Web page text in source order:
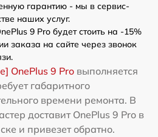
гарантию - мы в сервис-
наших услуг.
9 Pro будет стоить на -15%
заказа на сайте через звонок
OnePlus 9 Pro выполняется
габаритного
времени ремонта. В
доставит OnePlus 9 Pro в
и привезет обратно.